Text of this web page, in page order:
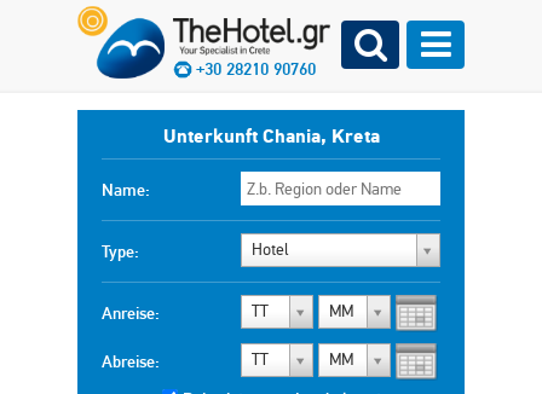
+30 28210 90760
Unterkunft Chania, Kreta
Name:
Type: Hotel
Anreise: TT MM
Abreise: TT MM